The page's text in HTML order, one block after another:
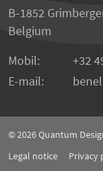
B-1852
Belgium
Mobil:
+32
E-mail:
© 2026Quantum
Legal notice
Privacy